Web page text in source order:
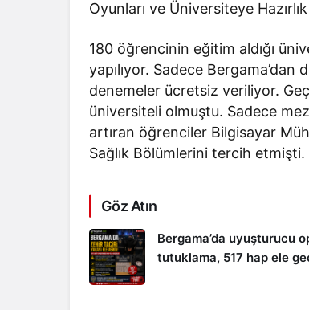
Oyunları ve Üniversiteye
180 öğrencinin eğitim aldığı
yapılıyor. Sadece Bergama’dan
denemeler ücretsiz veriliyor.
üniversiteli olmuştu. Sadece
artıran öğrenciler Bilgisayar
Sağlık Bölümlerini tercih etmişti.
Göz Atın
Bergama’da uyuşturucu
tutuklama, 517 hap ele